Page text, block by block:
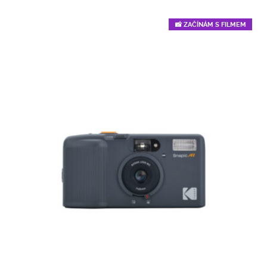
popularity
📸 ZAČÍNÁM S FILMEM